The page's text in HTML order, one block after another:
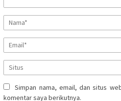
Simpan nama, email, dan situs
komentar saya berikutnya.